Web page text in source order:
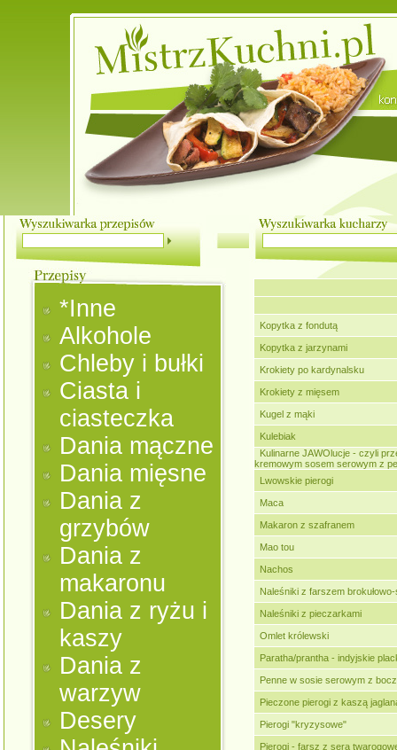
*Inne
Alkohole
Chleby i bułki
Ciasta i
ciasteczka
Dania mączne
Dania mięsne
Dania z
grzybów
Dania z
makaronu
Dania z ryżu i
kaszy
Dania z
warzyw
Desery
Kopytka z fondutą
Kopytka z jarzynami
Krokiety po kardynalsku
Krokiety z mięsem
Kugel z mąki
Kulebiak
Kulinarne JAWOlucje - czyli
kremowym sosem serowym z
Lwowskie pierogi
Maca
Makaron z szafranem
Mao tou
Nachos
Naleśniki z farszem
Naleśniki z pieczarkami
Omlet królewski
Paratha/prantha - indyjskie
Penne w sosie serowym z
Pieczone pierogi z kaszą
Pierogi "kryzysowe"
Pierogi - farsz z sera